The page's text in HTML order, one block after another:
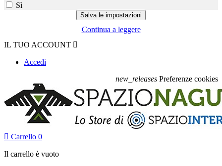
Sì
Continua a leggere
IL TUO ACCOUNT 
Accedi
new_releases Preferenze cookies
 Carrello 0
Il carrello è vuoto